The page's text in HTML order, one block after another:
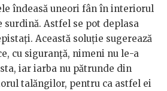
îndeasă uneori fân în interiorul
surdină. Astfel se pot deplasa
Această soluție sugerează
cu siguranță, nimeni nu le-a
iar iarba nu pătrunde din
talăngilor, pentru ca astfel ei